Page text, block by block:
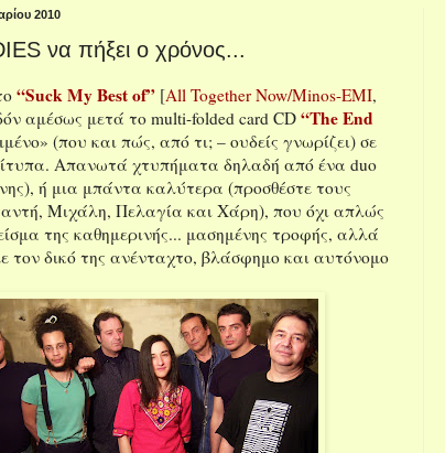
2010
να πήξει ο χρόνος...
“Suck My Best of” [All Together Now/Minos-EMI,
αμέσως μετά το multi-folded card CD “The End
(που και πώς, από τι; – ουδείς γνωρίζει) σε
Απανωτά χτυπήματα δηλαδή από ένα duo
ή μια μπάντα καλύτερα (προσθέστε τους
Μιχάλη, Πελαγία και Χάρη), που όχι απλώς
της καθημερινής... μασημένης τροφής, αλλά
τον δικό της ανένταχτο, βλάσφημο και αυτόνομο